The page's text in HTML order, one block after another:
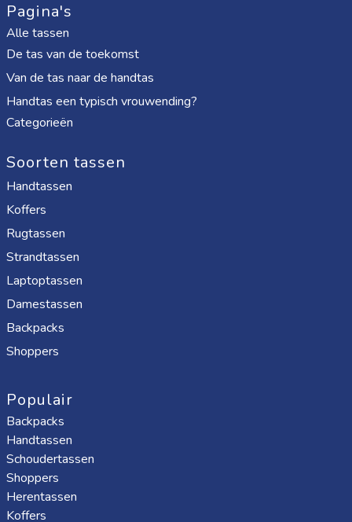
Pagina's
Alle tassen
De tas van de toekomst
Van de tas naar de handtas
Handtas een typisch vrouwending?
Categorieën
Soorten tassen
Handtassen
Koffers
Rugtassen
Strandtassen
Laptoptassen
Damestassen
Backpacks
Shoppers
Populair
Backpacks
Handtassen
Schoudertassen
Shoppers
Herentassen
Koffers